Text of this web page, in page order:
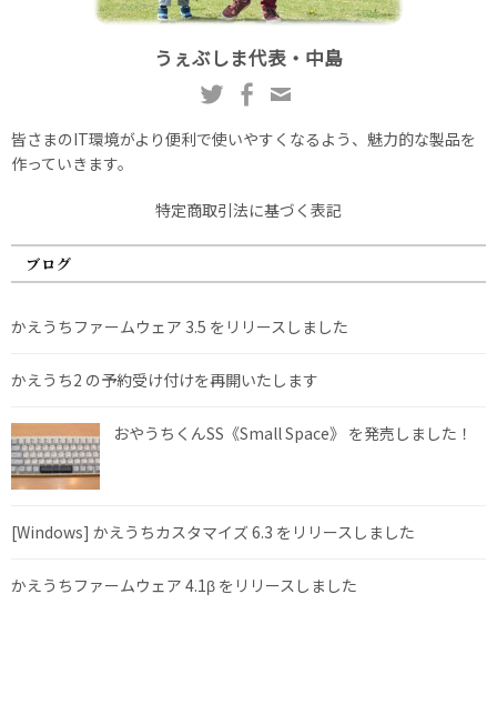
うぇぶしま代表・中島
皆さまのIT環境がより便利で使いやすくなるよう、魅力的な製品を
作っていきます。
特定商取引法に基づく表記
ブログ
かえうちファームウェア 3.5 をリリースしました
かえうち2 の予約受け付けを再開いたします
おやうちくんSS《Small Space》 を発売しました！
[Windows] かえうちカスタマイズ 6.3 をリリースしました
かえうちファームウェア 4.1β をリリースしました